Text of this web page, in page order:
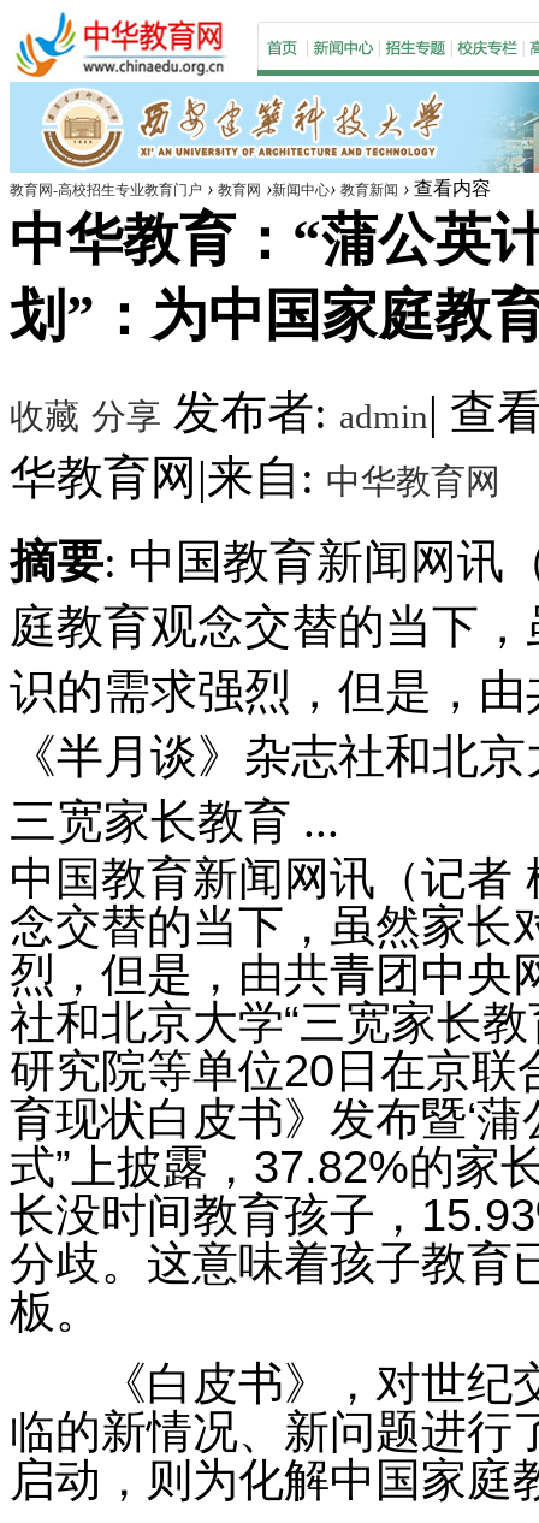
教育网-高校招生专业教育门户 › 教育网 ›新闻中心› 教育新闻 › 查看内容
中华教育：“蒲公英
划”：为中国家庭教
收藏 分享 发布者: admin| 查
华教育网 |来自: 中华教育网
摘要: 中国教育新闻网讯
庭教育观念交替的当下
识的需求强烈，但是，
《半月谈》杂志社和北
三宽家长教育 ...
中国教育新闻网讯（记者
念交替的当下，虽然家长
烈，但是，由共青团中央
社和北京大学“三宽家长
研究院等单位20日在京
育现状白皮书》发布暨‘
式”上披露，37.82%的家
长没时间教育孩子，
分歧。这意味着孩子教育
板。
《白皮书》，对世纪
临的新情况、新问题进行
启动，则为化解中国家庭